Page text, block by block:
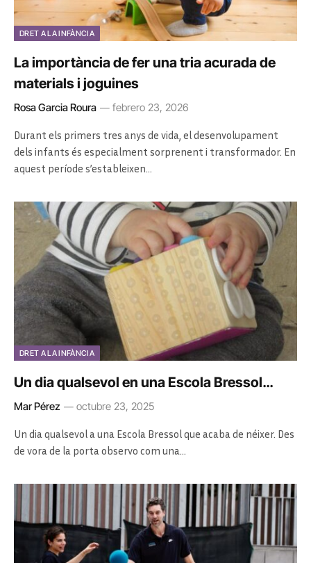
DRET A LA INFÀNCIA
La importància de fer una tria acurada de
materials i joguines
Rosa Garcia Roura febrero 23, 2026
Durant els primers tres anys de vida, el desenvolupament
dels infants és especialment sorprenent i transformador. En
aquest període s’estableixen…
DRET A LA INFÀNCIA
Un dia qualsevol en una Escola Bressol…
Mar Pérez octubre 23, 2025
Un dia qualsevol a una Escola Bressol que acaba de néixer. Des
de vora de la porta observo com una…